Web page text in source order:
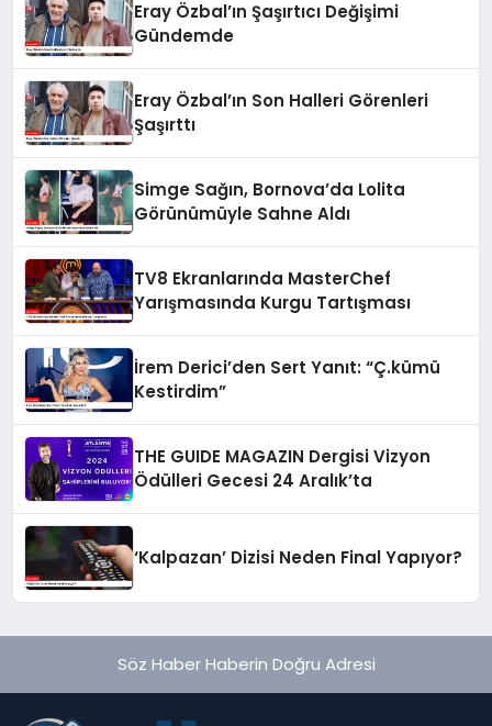
Eray Özbal’ın Şaşırtıcı Değişimi
Gündemde
Eray Özbal’ın Son Halleri Görenleri
Şaşırttı
Simge Sağın, Bornova’da Lolita
Görünümüyle Sahne Aldı
TV8 Ekranlarında MasterChef
Yarışmasında Kurgu Tartışması
İrem Derici’den Sert Yanıt: “Ç.kümü
Kestirdim”
THE GUIDE MAGAZIN Dergisi Vizyon
Ödülleri Gecesi 24 Aralık’ta
‘Kalpazan’ Dizisi Neden Final Yapıyor?
Söz Haber Haberin Doğru Adresi